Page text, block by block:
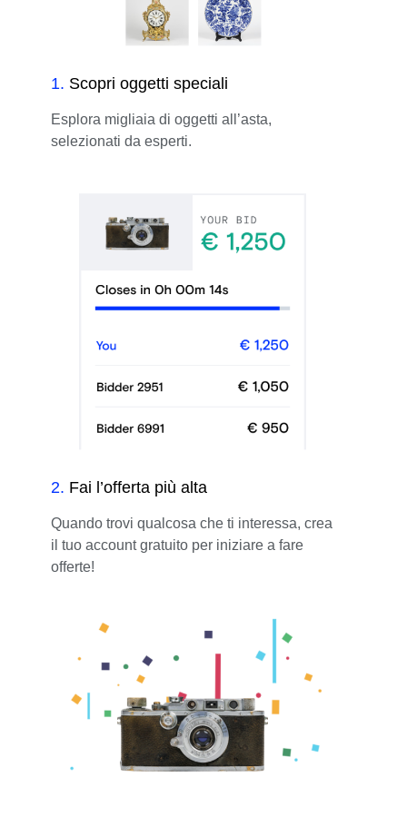
1. Scopri oggetti speciali
Esplora migliaia di oggetti all’asta,
selezionati da esperti.
2. Fai l’offerta più alta
Quando trovi qualcosa che ti interessa, crea
il tuo account gratuito per iniziare a fare
offerte!